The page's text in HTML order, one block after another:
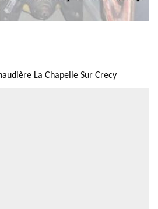
La Chapelle Sur Crecy